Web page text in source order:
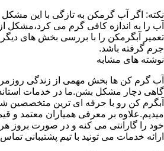
نکته: اگر آب گرمکن به تازگی با این
آب را به اندازه کافی گرم می کرد،مشکل
تعمیر آبگرمکن را با بررسی بخش های دیگر
جرم گرفته باشد.
نوشته های مشابه
آب گرم کن ها بخش مهمی از زندگی
گاهی دچار مشکل بشن.ما در خدمات
آبگرم کن رو با حرفه ای ترین متخصصین
میدیم.علاوه بر معرفی همیاران معتمد
خود را گارانتی می کنه و در صورت بروز
ارائه خدمات می تونید با تیم پشتیبانی تماس